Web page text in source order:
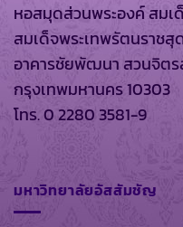
หอสมุดส่วนพระองค์ สมเ
สมเด็จพระเทพรัตนราชสุ
อาคารชัยพัฒนา สวนจิตร
กรุงเทพมหานคร 10303
โทร. 0 2280 3581-9
มหาวิทยาลัยอัสสัมชัญ